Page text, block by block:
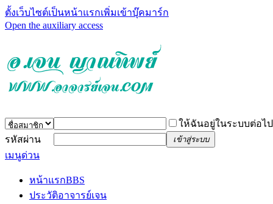
ตั้งเว็บไซต์เป็นหน้าแรกเพิ่มเข้าบุ๊คมาร์ก
Open the auxiliary access
ให้ฉันอยู่ในระบบต่อไป
รหัสผ่าน
เข้าสู่ระบบ
เมนูด่วน
หน้าแรกBBS
ประวัติอาจารย์เจน